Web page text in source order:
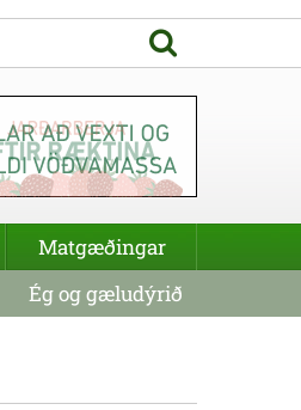
Matgæðingar
Ég og gæludýrið